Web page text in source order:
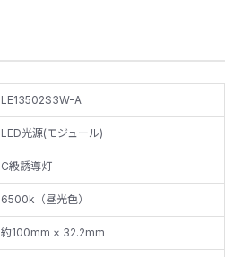
LE13502S3W-A
LED光源(モジュール)
C級誘導灯
6500k（昼光色）
約100mm × 32.2mm